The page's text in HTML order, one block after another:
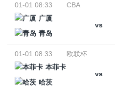
01-01 08:33
CBA
广厦
vs
青岛
01-01 08:33
欧联杯
本菲卡
vs
哈茨